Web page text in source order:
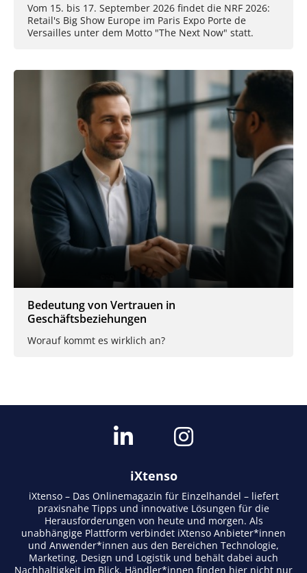
Vom 15. bis 17. September 2026 findet die NRF 2026:
Retail's Big Show Europe im Paris Expo Porte de
Versailles unter dem Motto "The Next Now" statt.
Bedeutung von Vertrauen in
Geschäftsbeziehungen
Worauf kommt es wirklich an?
iXtenso
iXtenso – Das Onlinemagazin für Einzelhandel – liefert
praxisnahe Tipps und innovative Lösungen für die
Herausforderungen von heute und morgen. Als
unabhängige Plattform verbindet iXtenso Anbieter*innen
und Anwender*innen aus den Bereichen Technologie,
Marketing, Design und Logistik und behält dabei auch
Nachhaltigkeit im Blick. Händler*innen finden hier nicht nur